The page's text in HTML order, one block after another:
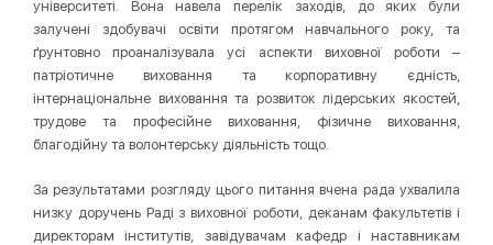
університеті. Вона навела перелік заходів, до яких були
залучені здобувачі освіти протягом навчального року, та
ґрунтовно проаналізувала усі аспекти виховної роботи –
патріотичне виховання та корпоративну єдність,
інтернаціональне виховання та розвиток лідерських якостей,
трудове та професійне виховання, фізичне виховання,
благодійну та волонтерську діяльність тощо.
За результатами розгляду цього питання вчена рада ухвалила
низку доручень Раді з виховної роботи, деканам факультетів і
директорам інститутів, завідувачам кафедр і наставникам